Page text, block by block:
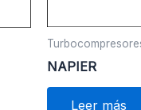
NAPIER
Leer más